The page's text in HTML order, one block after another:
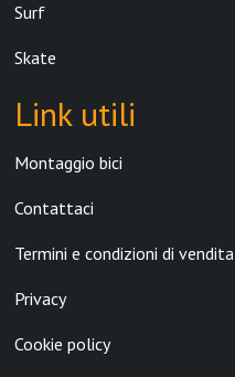
Surf
Skate
Link utili
Montaggio bici
Contattaci
Termini e condizioni di vendita
Privacy
Cookie policy